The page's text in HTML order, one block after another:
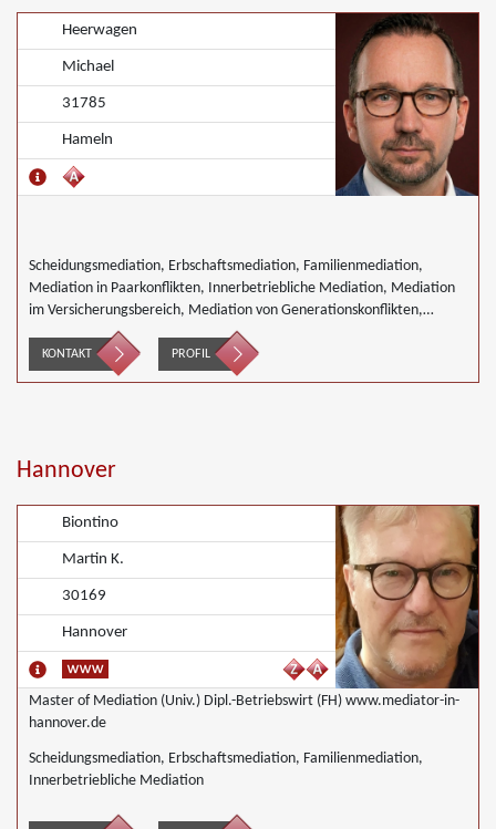
Heerwagen
Michael
31785
Hameln
Scheidungsmediation, Erbschaftsmediation, Familienmediation,
Mediation in Paarkonflikten, Innerbetriebliche Mediation, Mediation
im Versicherungsbereich, Mediation von Generationskonflikten,
Mediation von Unternehmensnachfolgen, Nachbarschaftsmediation,
Wirtschaftsmediation
KONTAKT PROFIL
Hannover
Biontino
Martin K.
30169
Hannover
Master of Mediation (Univ.) Dipl.-Betriebswirt (FH) www.mediator-in-
hannover.de
Scheidungsmediation, Erbschaftsmediation, Familienmediation,
Innerbetriebliche Mediation